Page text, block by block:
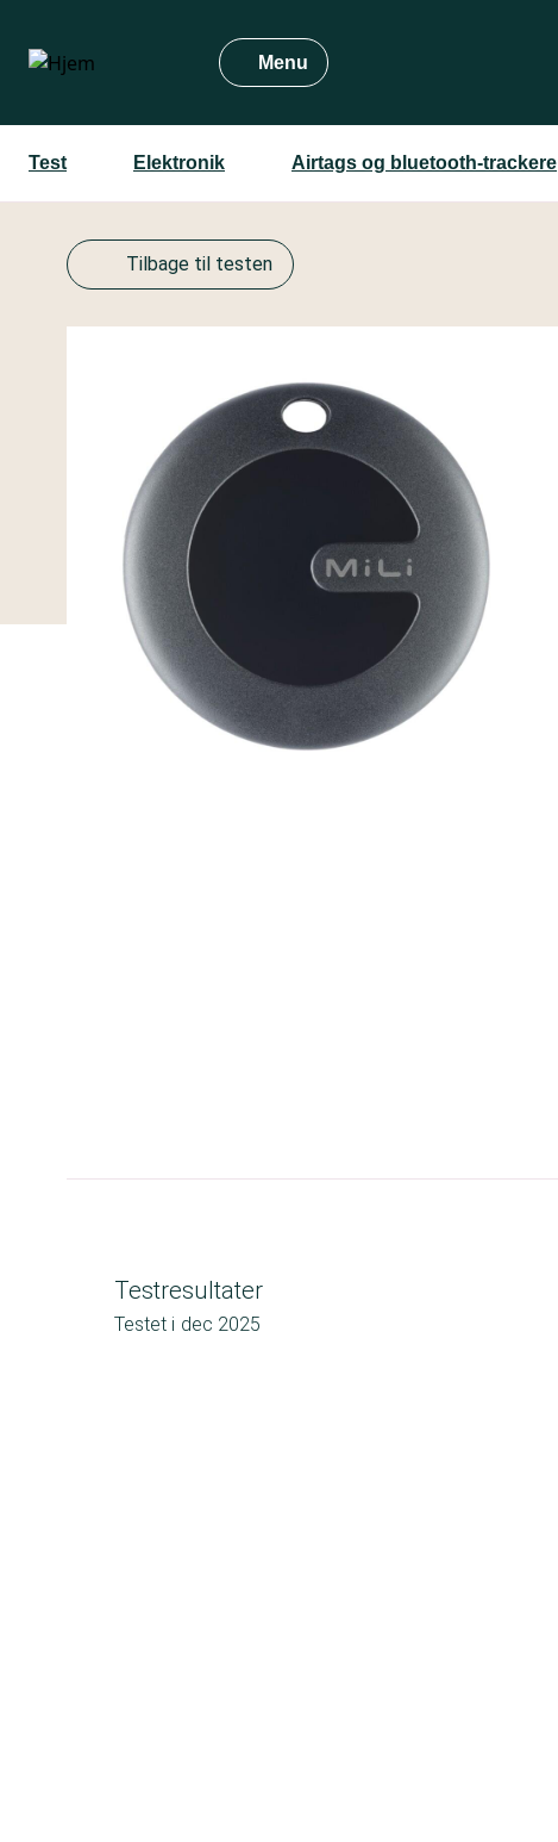
hovedindhold
Menu
Test Elektronik Airtags og bluetooth-trackere
Tilbage til testen
Testresultater
Testet i dec 2025